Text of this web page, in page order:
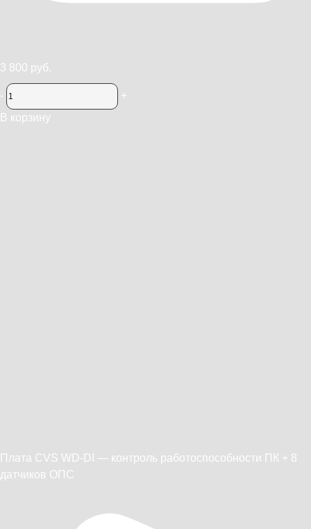
3 800 руб.
-
+
В корзину
Плата CVS WD-DI — контроль работоспособности ПК + 8
датчиков ОПС